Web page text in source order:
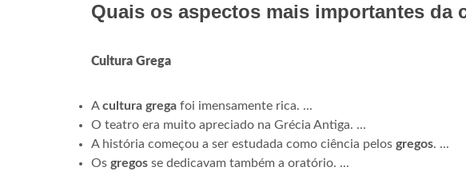
Quais os aspectos mais importantes da
Cultura Grega
Acultura grega foi imensamente rica. ...
O teatro era muito apreciado na Grécia Antiga. ...
A história começou a ser estudada como ciência pelos gregos. ...
Os gregos se dedicavam também a oratório. ...